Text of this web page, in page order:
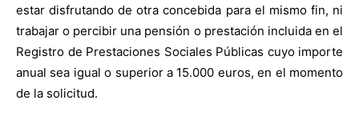
estar disfrutando de otra concebida para el mismo fin, ni
trabajar o percibir una pensión o prestación incluida en el
Registro de Prestaciones Sociales Públicas cuyo importe
anual sea igual o superior a 15.000 euros, en el momento
de la solicitud.